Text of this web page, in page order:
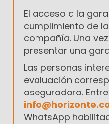
El acceso a la
cumplimiento de
compañía. Una
presentar una
Las personas
evaluación
aseguradora.
WhatsApp